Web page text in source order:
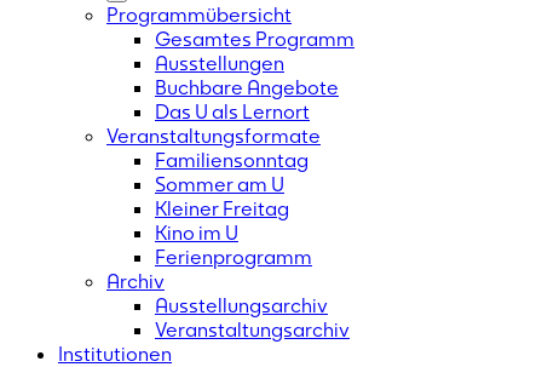
Programmübersicht
Gesamtes Programm
Ausstellungen
Buchbare Angebote
Das U als Lernort
Veranstaltungsformate
Familiensonntag
Sommer am U
Kleiner Freitag
Kino im U
Ferienprogramm
Archiv
Ausstellungsarchiv
Veranstaltungsarchiv
Institutionen